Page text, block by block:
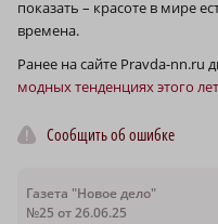
показать – красоте в мире
времена.
Ранее на сайте Pravda-nn.ru
модных тенденциях этого
Сообщить об ошибке
Газета "Новое дело"
№25 от 26.06.25